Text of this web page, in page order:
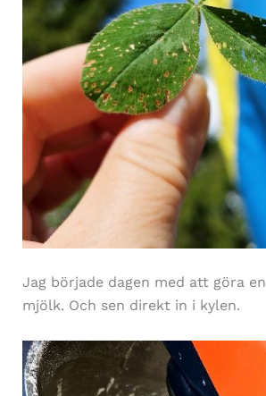
Jag började dagen med att göra en
mjölk. Och sen direkt in i kylen.